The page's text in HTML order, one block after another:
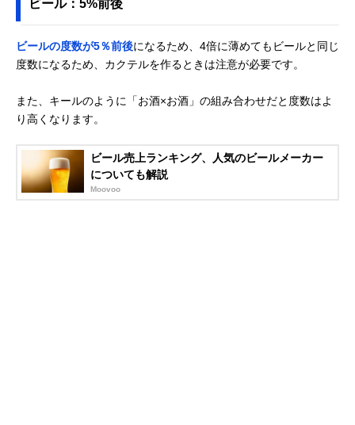
ビール：5%前後
ビールの度数が5％前後になるため、4倍に薄めてもビールと同じ
度数になるため、カクテルを作るときは注意が必要です。
また、キールのように「お酒×お酒」の組み合わせだと度数はよ
り高くなります。
ビール売上ランキング、人気のビールメーカー
についても解説
Moovoo